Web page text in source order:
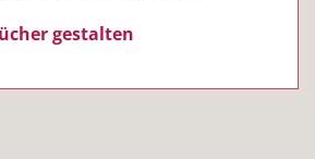
gestalten